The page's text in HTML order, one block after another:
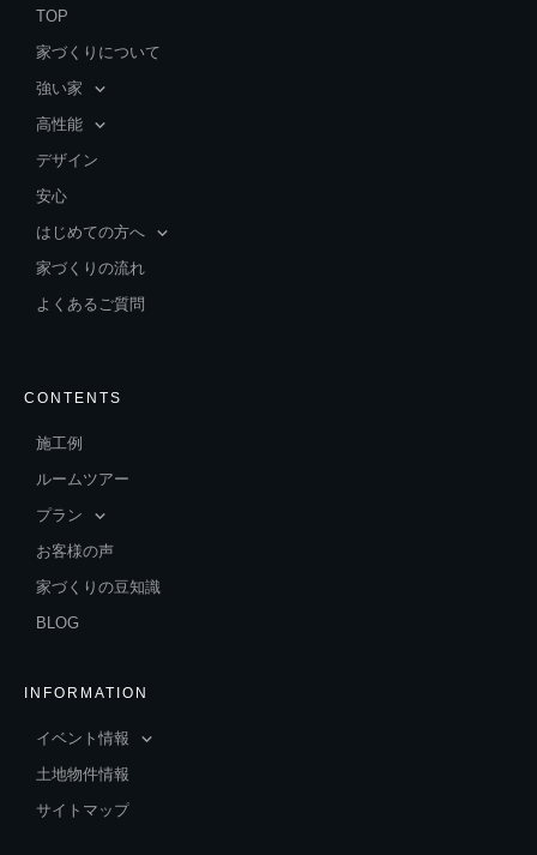
TOP
家づくりについて
強い家
高性能
デザイン
安心
はじめての方へ
家づくりの流れ
よくあるご質問
CONTENTS
施工例
ルームツアー
プラン
お客様の声
家づくりの豆知識
BLOG
INFORMATION
イベント情報
土地物件情報
サイトマップ